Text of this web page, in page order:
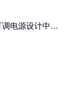
调电源设计中的